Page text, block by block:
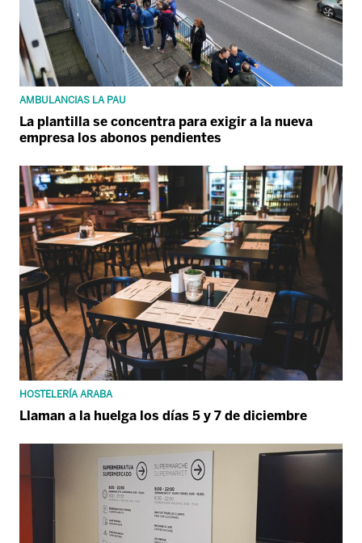
AMBULANCIAS LA PAU
La plantilla se concentra para exigir a la nueva
empresa los abonos pendientes
HOSTELERÍA ARABA
Llaman a la huelga los días 5 y 7 de diciembre